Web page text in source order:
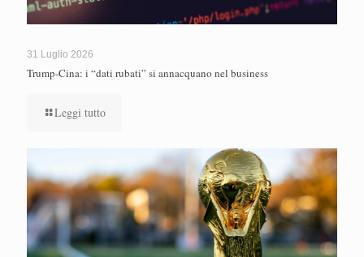
31 Luglio 2026
Trump-Cina: i “dati rubati” si annacquano nel business
Leggi tutto